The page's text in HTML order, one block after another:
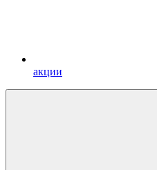
акции